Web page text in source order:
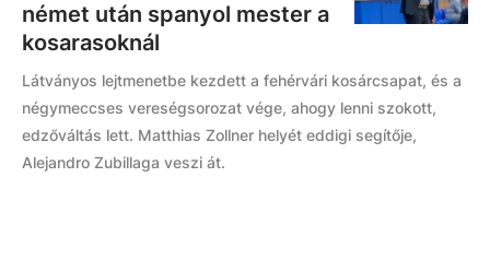
német után spanyol mester a
kosarasoknál
Látványos lejtmenetbe kezdett a fehérvári kosárcsapat, és a
négymeccses vereségsorozat vége, ahogy lenni szokott,
edzőváltás lett. Matthias Zollner helyét eddigi segítője,
Alejandro Zubillaga veszi át.